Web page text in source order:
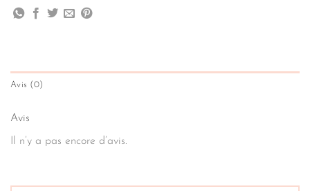
Avis (0)
Avis
Il n’y a pas encore d’avis.